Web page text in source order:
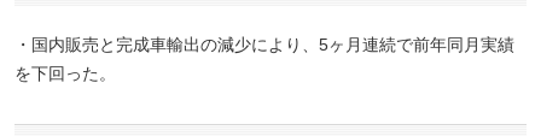
・国内販売と完成車輸出の減少により、5ヶ月連続で前年同月実績
を下回った。